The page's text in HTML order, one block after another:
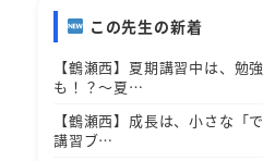
この先生の新着
【鶴瀬西】夏期講習中は、勉
も！？～夏…
【鶴瀬西】成長は、小さな「
講習ブ…